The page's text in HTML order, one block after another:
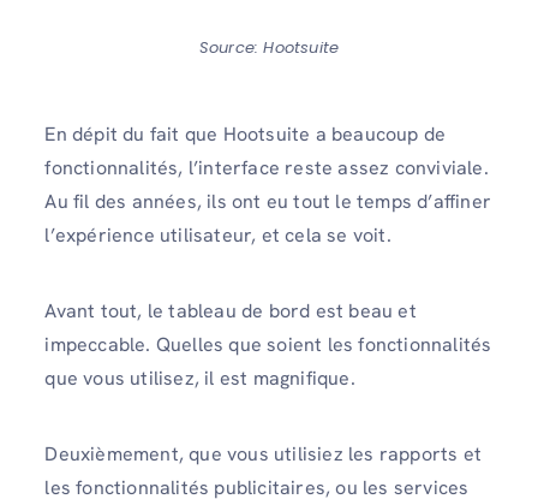
Source: Hootsuite
En dépit du fait que Hootsuite a beaucoup de
fonctionnalités, l’interface reste assez conviviale.
Au fil des années, ils ont eu tout le temps d’affiner
l’expérience utilisateur, et cela se voit.
Avant tout, le tableau de bord est beau et
impeccable. Quelles que soient les fonctionnalités
que vous utilisez, il est magnifique.
Deuxièmement, que vous utilisiez les rapports et
les fonctionnalités publicitaires, ou les services